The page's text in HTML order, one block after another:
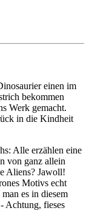
einen im
bekommen
Werk gemacht.
in die Kindheit
Alle erzählen eine
von ganz allein
Aliens? Jawoll!
Motivs echt
es in diesem
Achtung, fieses